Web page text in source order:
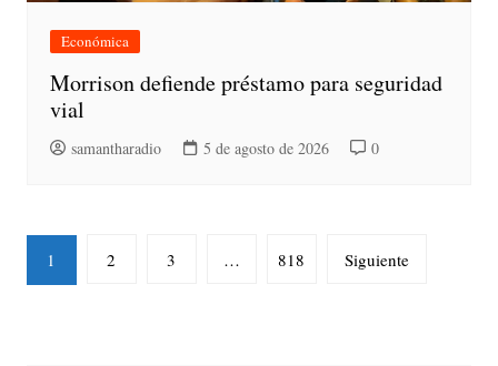
Económica
Morrison defiende préstamo para seguridad
vial
samantharadio 5 de agosto de 2026 0
Paginación
de
1 2 3 … 818 Siguiente